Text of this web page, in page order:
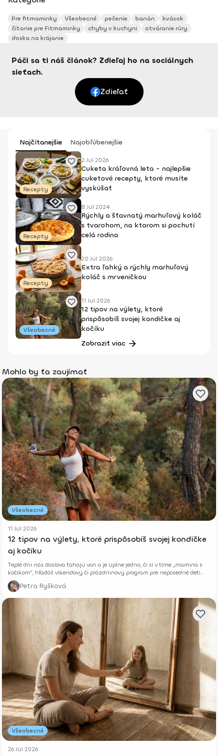
Pre fitmaminky Všeobecné pečenie banán
kvások
čítanie pre Fitmaminky
chyby v kuchyni
otváranie rúry
doska na krájanie
Páči sa ti náš článok? Zdieľaj ho na sociálnych
sieťach.
Zdieľať
Najčítanejšie Najobľúbenejšie
Recepty
2 Júl 2026
Cuketa kráľovná leta - najlepšie
cuketové recepty, ktoré musíte
vyskúšať
Recepty
8 Júl 2024
Rýchly a šťavnatý marhuľový koláč
s tvarohom, na ktorom si pochutí
celá rodina
Recepty
20 Júl 2026
Extra ľahký a rýchly marhuľový
koláč s mrveničkou
Všeobecné
11 Júl 2026
12 tipov na výlety, ktoré
prispôsobíš svojej kondičke aj
kočíku
Zobraziť viac
Mohlo by ťa zaujímať
Všeobecné
11 Júl 2026
12 tipov na výlety, ktoré prispôsobíš svojej kondičke
aj kočíku
Teplé dni nás doslova ťahajú von a je úplne jedno, či si v tíme „mamina s
kočíkom“, hľadáš víkendový či prázdninový program pre neposedné deti
alebo si len chceš vyvetrať hlavu s kamoškou, či partnerom.
Petra Ryšková
Všeobecné
26 Júl 2026